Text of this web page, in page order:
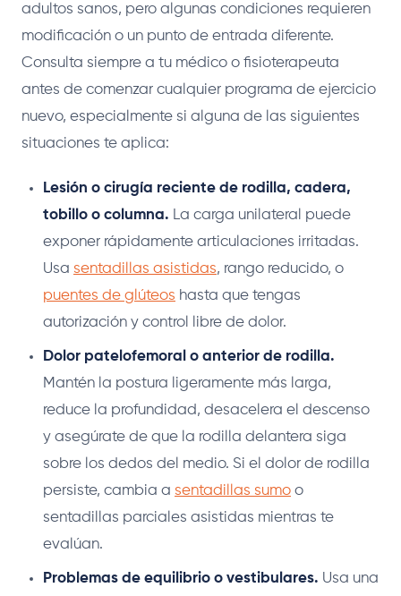
adultos sanos, pero algunas condiciones requieren
modificación o un punto de entrada diferente.
Consulta siempre a tu médico o fisioterapeuta
antes de comenzar cualquier programa de ejercicio
nuevo, especialmente si alguna de las siguientes
situaciones te aplica:
Lesión o cirugía reciente de rodilla, cadera,
tobillo o columna. La carga unilateral puede
exponer rápidamente articulaciones irritadas.
Usa sentadillas asistidas, rango reducido, o
puentes de glúteos hasta que tengas
autorización y control libre de dolor.
Dolor patelofemoral o anterior de rodilla.
Mantén la postura ligeramente más larga,
reduce la profundidad, desacelera el descenso
y asegúrate de que la rodilla delantera siga
sobre los dedos del medio. Si el dolor de rodilla
persiste, cambia a sentadillas sumo o
sentadillas parciales asistidas mientras te
evalúan.
Problemas de equilibrio o vestibulares. Usa una